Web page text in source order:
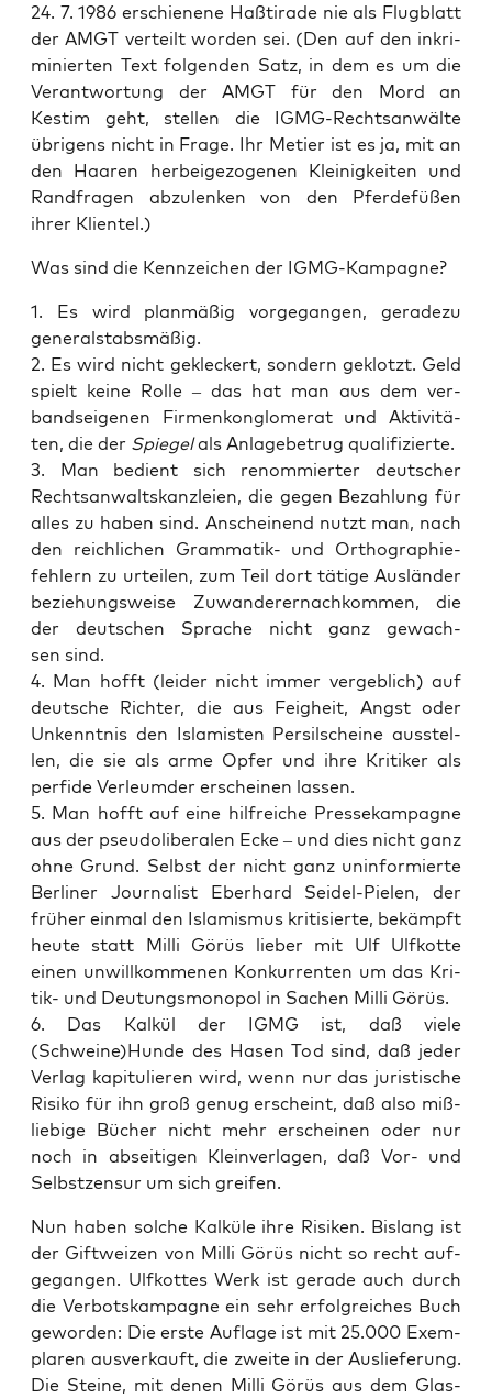
24. 7. 1986 erschie­ne­ne Haß­ti­ra­de nie als Flug­blatt
der AMGT ver­teilt wor­den sei. (Den auf den inkri­
mi­nier­ten Text fol­gen­den Satz, in dem es um die
Ver­ant­wor­tung der AMGT für den Mord an
Kestim geht, stel­len die IGMG-Rechts­an­wäl­te
übri­gens nicht in Fra­ge. Ihr Metier ist es ja, mit an
den Haa­ren her­bei­ge­zo­ge­nen Klei­nig­kei­ten und
Rand­fra­gen abzu­len­ken von den Pfer­de­fü­ßen
ihrer Klientel.)
Was sind die Kenn­zei­chen der IGMG-Kampagne?
1. Es wird plan­mä­ßig vor­ge­gan­gen, gera­de­zu
generalstabsmäßig.
2. Es wird nicht gekle­ckert, son­dern geklotzt. Geld
spielt kei­ne Rol­le – das hat man aus dem ver­
bands­ei­ge­nen Fir­men­kon­glo­me­rat und Akti­vi­tä­
ten, die der Spie­gelals Anla­ge­be­trug qualifizierte.
3. Man bedient sich renom­mier­ter deut­scher
Rechts­an­walts­kanz­lei­en, die gegen Bezah­lung für
alles zu haben sind. Anschei­nend nutzt man, nach
den reich­li­chen Gram­ma­tik- und Ortho­gra­phie­
feh­lern zu urtei­len, zum Teil dort täti­ge Aus­län­der
bezie­hungs­wei­se Zuwan­der­er­nach­kom­men, die
der deut­schen Spra­che nicht ganz gewach­
sen sind.
4. Man hofft (lei­der nicht immer ver­geb­lich) auf
deut­sche Rich­ter, die aus Feig­heit, Angst oder
Unkennt­nis den Isla­mis­ten Per­sil­schei­ne aus­stel­
len, die sie als arme Opfer und ihre Kri­ti­ker als
per­fi­de Ver­leum­der erschei­nen lassen.
5. Man hofft auf eine hilf­rei­che Pres­se­kam­pa­gne
aus der pseu­do­li­be­ra­len Ecke – und dies nicht ganz
ohne Grund. Selbst der nicht ganz unin­for­mier­te
Ber­li­ner Jour­na­list Eber­hard Sei­del-Pie­len, der
frü­her ein­mal den Isla­mis­mus kri­ti­sier­te, bekämpft
heu­te statt Mil­li Görüs lie­ber mit Ulf Ulfkot­te
einen unwill­kom­me­nen Kon­kur­ren­ten um das Kri­
tik- und Deu­tungs­mo­no­pol in Sachen Mil­li Görüs.
6. Das Kal­kül der IGMG ist, daß vie­le
(Schweine)Hunde des Hasen Tod sind, daß jeder
Ver­lag kapi­tu­lie­ren wird, wenn nur das juris­ti­sche
Risi­ko für ihn groß genug erscheint, daß also miß­
li­e­bi­ge Bücher nicht mehr erschei­nen oder nur
noch in absei­ti­gen Klein­ver­la­gen, daß Vor- und
Selbst­zen­sur um sich greifen.
Nun haben sol­che Kal­kü­le ihre Risi­ken. Bis­lang ist
der Gift­wei­zen von Mil­li Görüs nicht so recht auf­
ge­gan­gen. Ulfkot­tes Werk ist gera­de auch durch
die Ver­bots­kam­pa­gne ein sehr erfolg­rei­ches Buch
gewor­den: Die ers­te Auf­la­ge ist mit 25.000 Exem­
pla­ren aus­ver­kauft, die zwei­te in der Aus­lie­fe­rung.
Die Stei­ne, mit denen Mil­li Görüs aus dem Glas­